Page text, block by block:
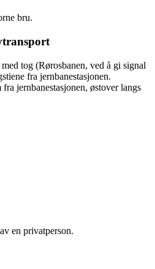
bru.
tog (Rørosbanen, ved å gi signal
fra jernbanestasjonen.
jernbanestasjonen, østover langs
en privatperson.